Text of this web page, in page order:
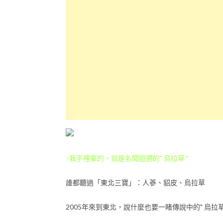
↑我手裡拿的，就是名聞遐邇的" 烏拉草 "
誰都聽過「東北三寶」：人蔘、貂皮、烏拉草
2005年來到東北，說什麼也要一睹傳說中的" 烏拉